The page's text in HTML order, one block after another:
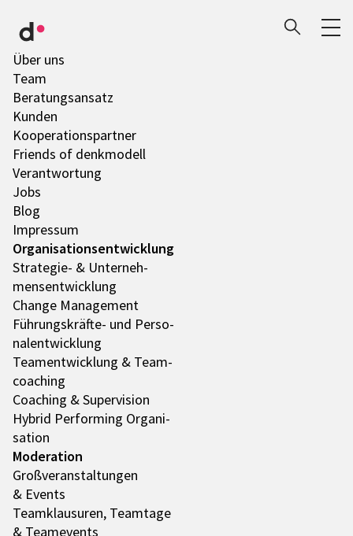
Über uns
Team
Bera­tungs­an­satz
Kunden
Koope­ra­ti­ons­part­ner
Friends of denk­mo­dell
Verant­wor­tung
Jobs
Blog
Impres­sum
Orga­ni­sa­ti­ons­ent­wick­lung
Stra­te­gie- & Unter­neh­
mens­ent­wick­lung
Change Manage­ment
Führungs­­­kräfte- und Perso­
nal­ent­wick­lung
Team­ent­wick­lung & Team­
coa­ching
Coaching & Super­vi­sion
Hybrid Performing Orga­ni­
sa­tion
Mode­ra­tion
Groß­ver­an­stal­tun­gen
& Events
Team­klau­su­ren, Team­tage
& Team­e­vents